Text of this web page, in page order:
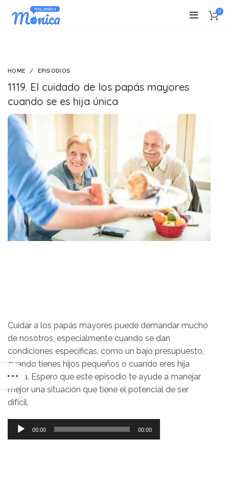
0
HOME EPISODIOS
1119. El cuidado de los papás mayores
cuando se es hija única
Cuidar a los papás mayores puede demandar mucho
de nosotros, especialmente cuando se dan
condiciones específicas, como un bajo presupuesto,
cuando tienes hijos pequeños o cuando eres hija
única. Espero que este episodio te ayude a manejar
mejor una situación que tiene el potencial de ser
difícil.
Reproductor
de
00:00 00:00